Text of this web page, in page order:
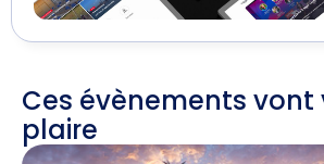
Ces évènements vont
plaire